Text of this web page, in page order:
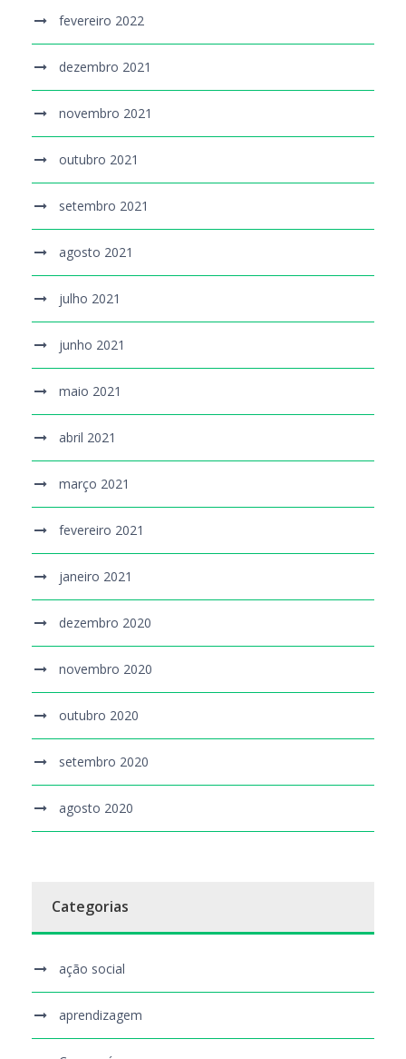
fevereiro 2022
dezembro 2021
novembro 2021
outubro 2021
setembro 2021
agosto 2021
julho 2021
junho 2021
maio 2021
abril 2021
março 2021
fevereiro 2021
janeiro 2021
dezembro 2020
novembro 2020
outubro 2020
setembro 2020
agosto 2020
Categorias
ação social
aprendizagem